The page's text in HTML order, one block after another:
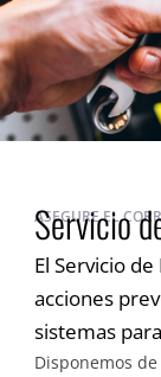
ASEGURE EL
Servicio
El Servicio
acciones
sistemas
Disponemos